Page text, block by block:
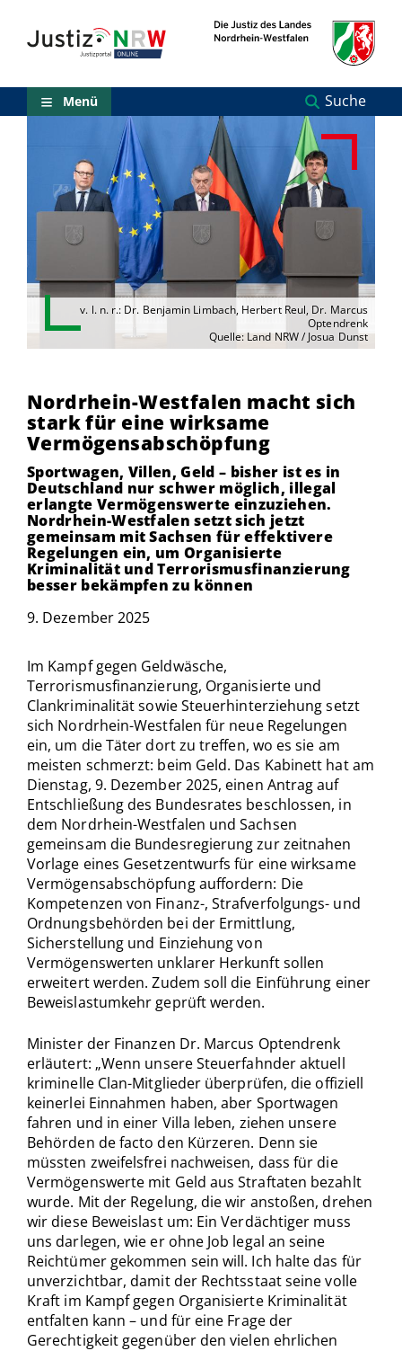
Inhalt
(Sprungmarken)
Menü
Zur
NRW-
Entscheidungssuche
Zur
Hauptnavigation
Zum
Inhalt
Zu
ausgewählten
Links
zu
Menü Suche
v. l. n. r.: Dr. Benjamin Limbach, Herbert Reul, Dr. Marcus
Optendrenk
Quelle: Land NRW / Josua Dunst
Nordrhein-Westfalen macht sich
stark für eine wirksame
Vermögensabschöpfung
Sportwagen, Villen, Geld – bisher ist es in
Deutschland nur schwer möglich, illegal
erlangte Vermögenswerte einzuziehen.
Nordrhein-Westfalen setzt sich jetzt
gemeinsam mit Sachsen für effektivere
Regelungen ein, um Organisierte
Kriminalität und Terrorismusfinanzierung
besser bekämpfen zu können
9. Dezember 2025
Im Kampf gegen Geldwäsche,
Terrorismusfinanzierung, Organisierte und
Clankriminalität sowie Steuerhinterziehung setzt
sich Nordrhein-Westfalen für neue Regelungen
ein, um die Täter dort zu treffen, wo es sie am
meisten schmerzt: beim Geld. Das Kabinett hat am
Dienstag, 9. Dezember 2025, einen Antrag auf
Entschließung des Bundesrates beschlossen, in
dem Nordrhein-Westfalen und Sachsen
gemeinsam die Bundesregierung zur zeitnahen
Vorlage eines Gesetzentwurfs für eine wirksame
Vermögensabschöpfung auffordern: Die
Kompetenzen von Finanz-, Strafverfolgungs- und
Ordnungsbehörden bei der Ermittlung,
Sicherstellung und Einziehung von
Vermögenswerten unklarer Herkunft sollen
erweitert werden. Zudem soll die Einführung einer
Beweislastumkehr geprüft werden.
Minister der Finanzen Dr. Marcus Optendrenk
erläutert: „Wenn unsere Steuerfahnder aktuell
kriminelle Clan-Mitglieder überprüfen, die offiziell
keinerlei Einnahmen haben, aber Sportwagen
fahren und in einer Villa leben, ziehen unsere
Behörden de facto den Kürzeren. Denn sie
müssten zweifelsfrei nachweisen, dass für die
Vermögenswerte mit Geld aus Straftaten bezahlt
wurde. Mit der Regelung, die wir anstoßen, drehen
wir diese Beweislast um: Ein Verdächtiger muss
uns darlegen, wie er ohne Job legal an seine
Reichtümer gekommen sein will. Ich halte das für
unverzichtbar, damit der Rechtsstaat seine volle
Kraft im Kampf gegen Organisierte Kriminalität
entfalten kann – und für eine Frage der
Gerechtigkeit gegenüber den vielen ehrlichen